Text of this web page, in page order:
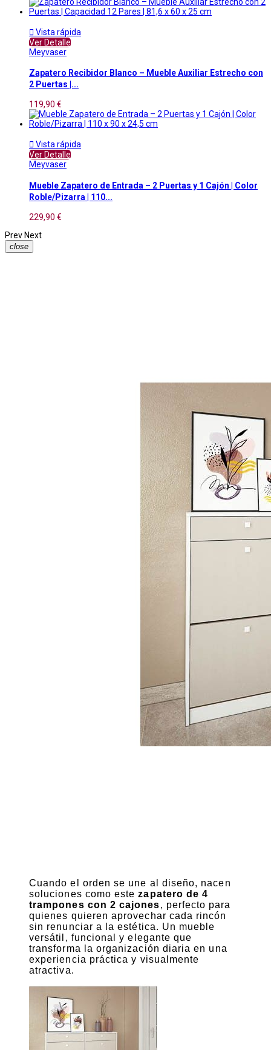
 Vista rápida
Ver Detalle
Meyvaser
Zapatero Recibidor Blanco – Mueble Auxiliar Estrecho con
2 Puertas |...
119,90 €
 Vista rápida
Ver Detalle
Meyvaser
Mueble Zapatero de Entrada – 2 Puertas y 1 Cajón | Color
Roble/Pizarra | 110...
229,90 €
Prev Next
close
Cuando el orden se une al diseño, nacen
soluciones como estezapatero de 4
trampones con 2 cajones, perfecto para
quienes quieren aprovechar cada rincón
sin renunciar a la estética. Un mueble
versátil, funcional y elegante que
transforma la organización diaria en una
experiencia práctica y visualmente
atractiva.